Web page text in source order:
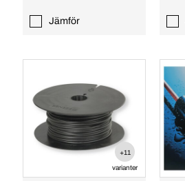
Jämför
+11
varianter